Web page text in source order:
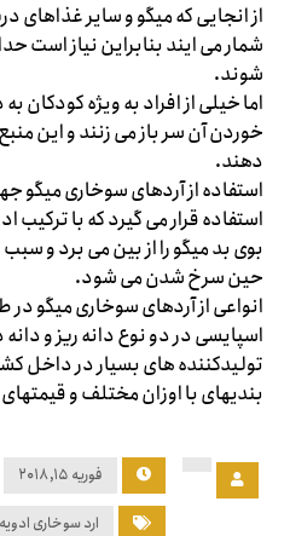
از انجایی که میگو و سایر غذاهای
شمار می ایند بنابراین نیاز است
شوند.
اما خیلی از افراد به ویژه
خوردن آن سر باز می زنند و این
دهند.
استفاده از آردهای سوخاری میگو
استفاده قرار می گیرد که با
بوی بد میگو را از بین می برد و
حین سرخ شدن می شود.
انواعی از آردهای سوخاری میگو
اسپایسی در دو نوع دانه ریز و
تولیدکننده های بسیار در داخل
بندیهای با اوزان مختلف و
فوریه ۱۵, ۲۰۱۸
ارد سوخاری